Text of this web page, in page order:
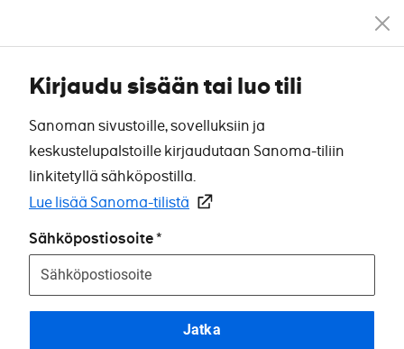
Kirjaudu sisään tai luo tili
Sanoman sivustoille, sovelluksiin ja
keskustelupalstoille kirjaudutaan Sanoma-tiliin
linkitetyllä sähköpostilla.
Lue lisää Sanoma-tilistä
Sähköpostiosoite
Jatka